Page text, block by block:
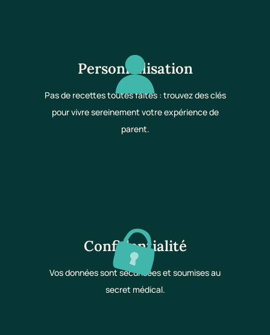
Personnalisation
Pas de recettes toutes faites : trouvez des clés
pour vivre sereinement votre expérience de
parent.
Confidentialité
Vos données sont sécurisées et soumises au
secret médical.